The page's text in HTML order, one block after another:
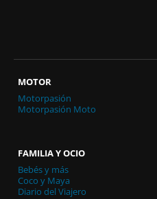
MOTOR
Motorpasión
Motorpasión Moto
FAMILIA Y OCIO
Bebés y más
Coco y Maya
Diario del Viajero